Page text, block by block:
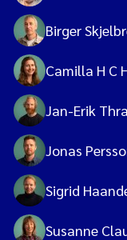
Birger
Camilla H C
Jan-Erik
Jonas
Sigrid
Susanne